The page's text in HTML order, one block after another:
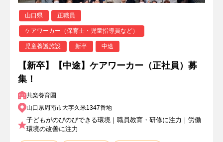
山口県 正職員
ケアワーカー（保育士・児童指導員など）
児童養護施設 新卒 中途
【新卒】【中途】ケアワーカー（正社員）募
集！
共楽養育園
山口県周南市大字久米1347番地
子どもがのびのびできる環境｜職員教育・研修に注力｜労働
環境の改善に注力